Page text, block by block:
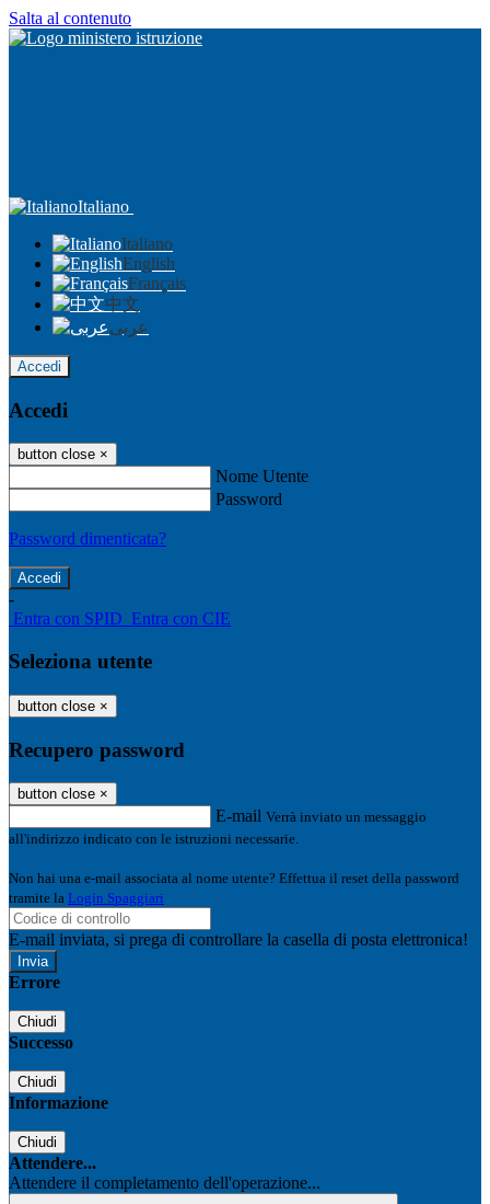
Salta al contenuto
Italiano
Italiano
English
Français
中文
عربى
Accedi
Accedi
button close ×
Nome Utente
Password
Password dimenticata?
-
Entra con SPID Entra con CIE
Seleziona utente
button close ×
Recupero password
button close ×
E-mail Verrà inviato un messaggio
all'indirizzo indicato con le istruzioni necessarie.
Non hai una e-mail associata al nome utente? Effettua il reset della password
tramite la Login Spaggiari
E-mail inviata, si prega di controllare la casella di posta elettronica!
Errore
Chiudi
Successo
Chiudi
Informazione
Chiudi
Attendere...
Attendere il completamento dell'operazione...